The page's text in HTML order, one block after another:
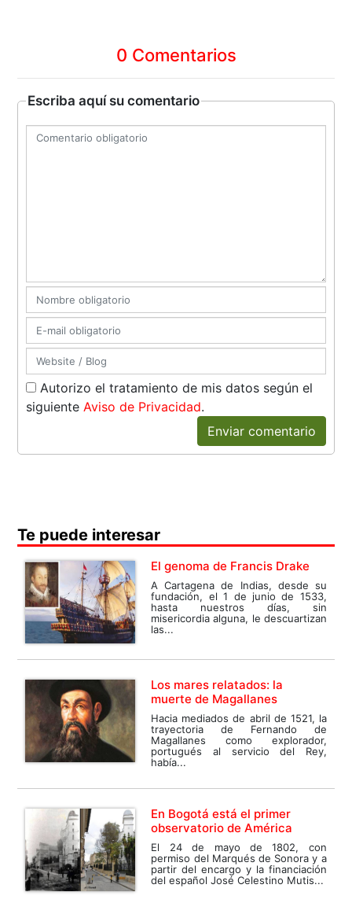
0 Comentarios
Escriba aquí su comentario
Autorizo el tratamiento de mis datos según el
siguienteAviso de Privacidad.
Enviar comentario
Te puede interesar
El genoma de Francis Drake
A Cartagena de Indias, desde su
fundación, el 1 de junio de 1533,
hasta nuestros días, sin
misericordia alguna, le descuartizan
las...
Los mares relatados: la
muerte de Magallanes
Hacia mediados de abril de 1521, la
trayectoria de Fernando de
Magallanes como explorador,
portugués al servicio del Rey,
había...
En Bogotá está el primer
observatorio de América
El 24 de mayo de 1802, con
permiso del Marqués de Sonora y a
partir del encargo y la financiación
del español José Celestino Mutis...